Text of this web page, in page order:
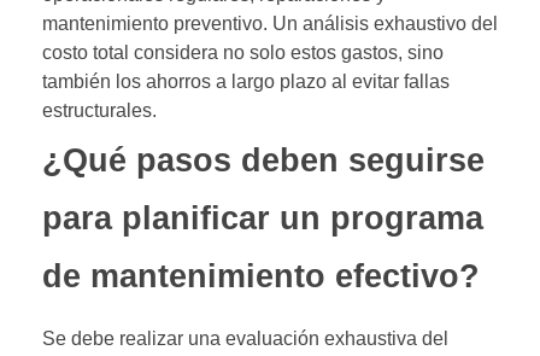
mantenimiento preventivo. Un análisis exhaustivo del
costo total considera no solo estos gastos, sino
también los ahorros a largo plazo al evitar fallas
estructurales.
¿Qué pasos deben seguirse
para planificar un programa
de mantenimiento efectivo?
Se debe realizar una evaluación exhaustiva del